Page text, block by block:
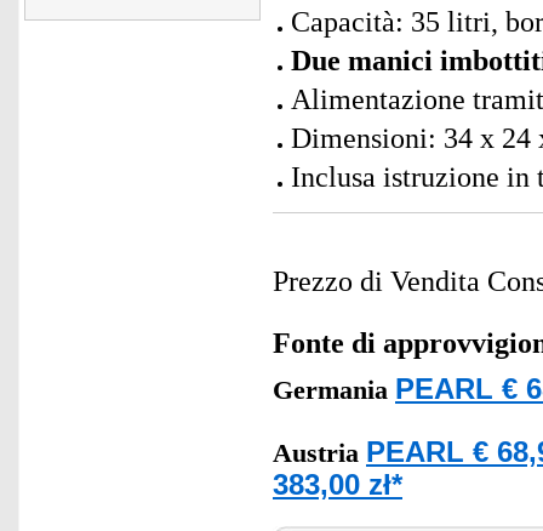
Capacità: 35 litri,
Due manici
Alimentazione
Dimensioni: 34 x 24
Inclusa istruzione in
Prezzo di Vendita
Fonte di
Germania PEARL €
Austria PEARL €
383,00 zł*